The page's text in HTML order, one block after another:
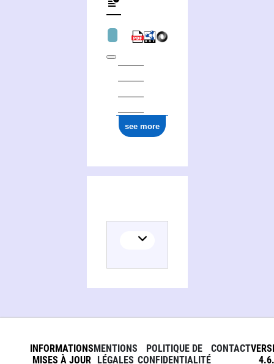
see more
INFORMATIONS
MISES À JOUR
MENTIONS
LÉGALES
POLITIQUE DE
CONFIDENTIALITÉ
CONTACT